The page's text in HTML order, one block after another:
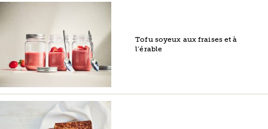
Tofu soyeux aux fraises et à
l’érable